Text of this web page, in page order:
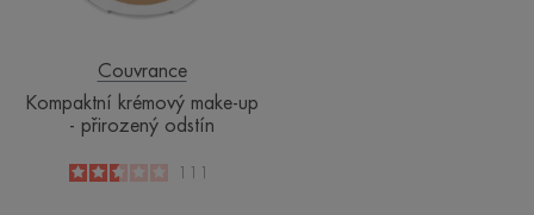
Couvrance
Kompaktní krémový make-up
- přirozený odstín
2.5
/5111